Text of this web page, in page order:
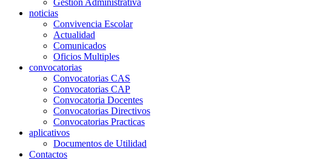
noticias
Convivencia Escolar
Actualidad
Comunicados
Oficios Multiples
convocatorias
Convocatorias CAS
Convocatorias CAP
Convocatoria Docentes
Convocatorias Directivos
Convocatorias Practicas
aplicativos
Documentos de Utilidad
Contactos